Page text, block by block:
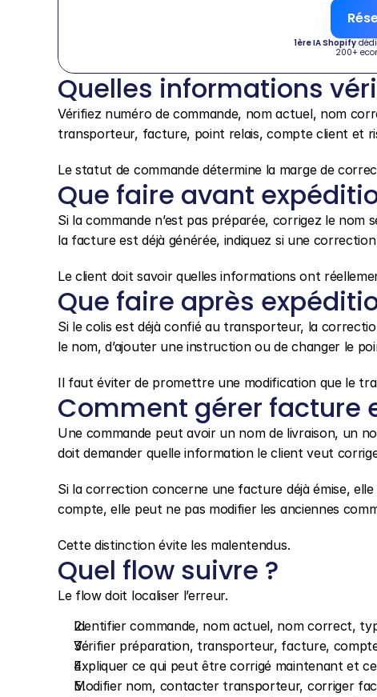
1ère IA Shopify
200+
Quelles informations
Vérifiez numéro de commande, nom actuel, nom
transporteur, facture, point relais, compte client et
Le statut de commande détermine la marge de
Que faire avant
Si la commande n’est pas préparée, corrigez le
la facture est déjà générée, indiquez si une
Le client doit savoir quelles informations ont
Que faire après
Si le colis est déjà confié au transporteur, la
le nom, d’ajouter une instruction ou de changer le
Il faut éviter de promettre une modification que le
Comment gérer facture
Une commande peut avoir un nom de livraison, un
doit demander quelle information le client veut
Si la correction concerne une facture déjà émise,
compte, elle peut ne pas modifier les anciennes
Cette distinction évite les malentendus.
Quel flow suivre ?
Le flow doit localiser l’erreur.
Identifier commande, nom actuel, nom correct,
Vérifier préparation, transporteur, facture,
Expliquer ce qui peut être corrigé maintenant et
Modifier nom, contacter transporteur, corriger